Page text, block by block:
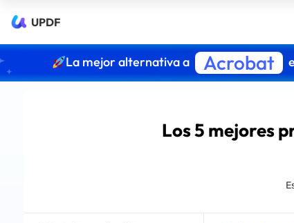
UPDF
La mejor alternativa a Acrobat
Los 5 mejores